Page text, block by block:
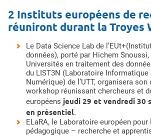
2 Instituts européens de
réuniront durant la Troyes
Le Data Science Lab de l’EUt+
données), porté par Hichem
Universités en traitement des
du LIST3N (Laboratoire
Numérique) de l’UTT, organisera son
workshop réunissant chercheurs et
européens jeudi 29 et vendredi 30
en présentiel.
ELaRA, le Laboratoire européen
pédagogique – recherche et